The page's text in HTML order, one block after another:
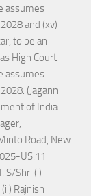
assumes
and (xv)
to be an
High Court
assumes
(Jagann
of India
Road, New
US.11
S/Shri (i)
Rajnish